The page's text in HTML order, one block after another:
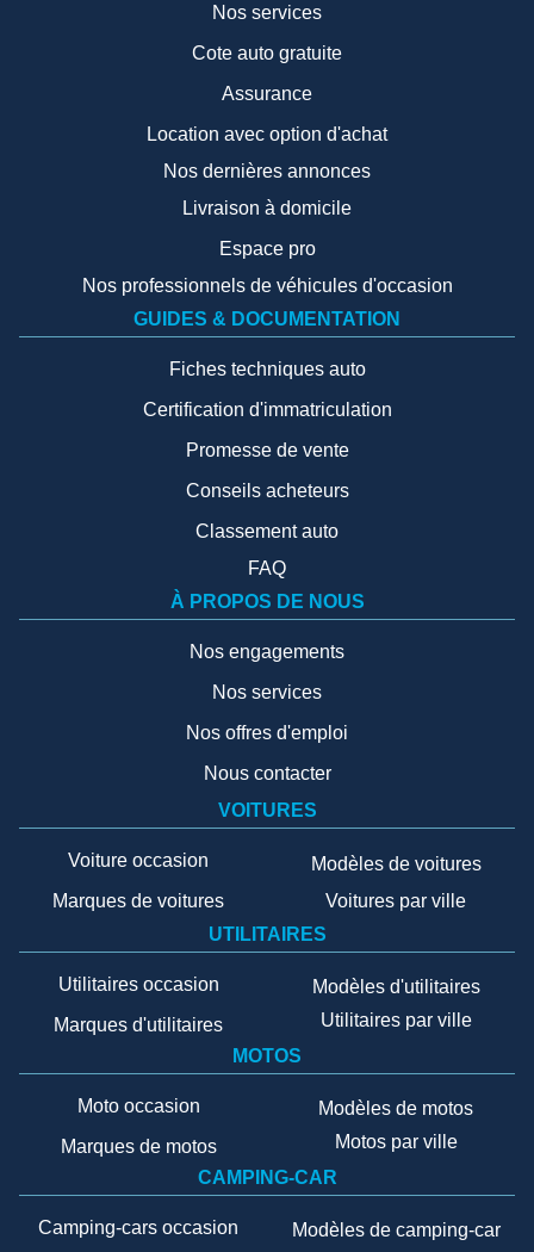
Nos services
Cote auto gratuite
Assurance
Location avec option d'achat
Nos dernières annonces
Livraison à domicile
Espace pro
Nos professionnels de véhicules d'occasion
GUIDES & DOCUMENTATION
Fiches techniques auto
Certification d'immatriculation
Promesse de vente
Conseils acheteurs
Classement auto
FAQ
À PROPOS DE NOUS
Nos engagements
Nos services
Nos offres d'emploi
Nous contacter
VOITURES
Voiture occasion
Marques de voitures
Modèles de voitures
Voitures par ville
UTILITAIRES
Utilitaires occasion
Marques d'utilitaires
Modèles d'utilitaires
Utilitaires par ville
MOTOS
Moto occasion
Marques de motos
Modèles de motos
Motos par ville
CAMPING-CAR
Camping-cars occasion Modèles de camping-car